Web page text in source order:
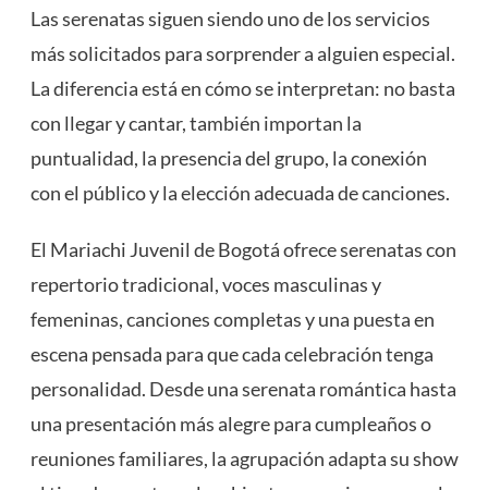
Las serenatas siguen siendo uno de los servicios
más solicitados para sorprender a alguien especial.
La diferencia está en cómo se interpretan: no basta
con llegar y cantar, también importan la
puntualidad, la presencia del grupo, la conexión
con el público y la elección adecuada de canciones.
El Mariachi Juvenil de Bogotá ofrece serenatas con
repertorio tradicional, voces masculinas y
femeninas, canciones completas y una puesta en
escena pensada para que cada celebración tenga
personalidad. Desde una serenata romántica hasta
una presentación más alegre para cumpleaños o
reuniones familiares, la agrupación adapta su show